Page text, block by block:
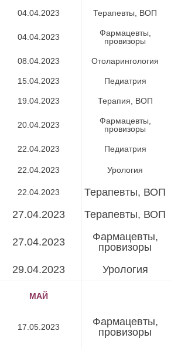
04.04.2023 Терапевты, ВОП
04.04.2023
Фармацевты,
провизоры
08.04.2023 Отоларингология
15.04.2023 Педиатрия
19.04.2023 Терапия, ВОП
20.04.2023
Фармацевты,
провизоры
22.04.2023 Педиатрия
22.04.2023 Урология
22.04.2023
Терапевты, ВОП
27.04.2023 Терапевты, ВОП
27.04.2023
Фармацевты,
провизоры
29.04.2023 Урология
МАЙ
17.05.2023
Фармацевты,
провизоры